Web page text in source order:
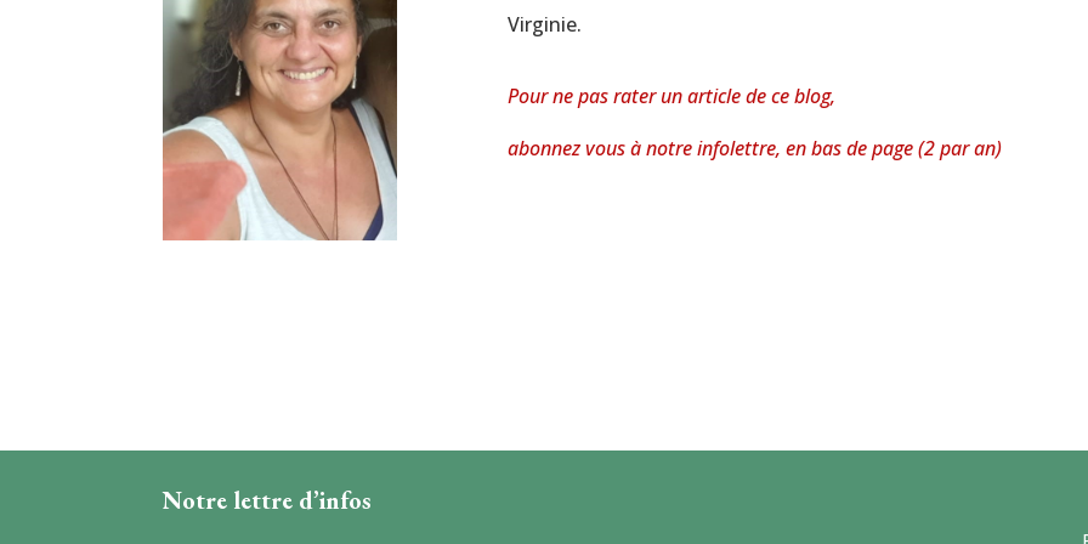
Virginie.
Pour ne pas rater un article de ce blog,
abonnez vous à notre infolettre, en bas de page (2 par an)
Notre lettre d’infos